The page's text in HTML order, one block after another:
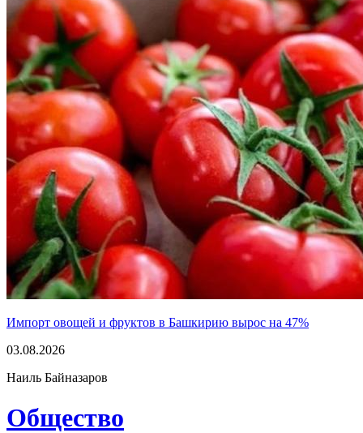
Импорт овощей и фруктов в Башкирию вырос на 47%
03.08.2026
Наиль Байназаров
Общество